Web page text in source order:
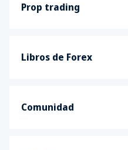
Prop trading
Libros de Forex
Comunidad